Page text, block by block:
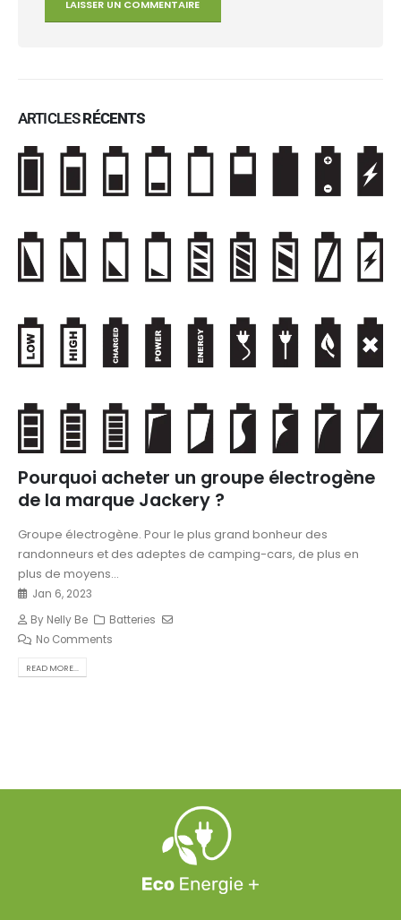
ARTICLESRÉCENTS
Pourquoi acheter un groupe électrogène
de la marque Jackery ?
Groupe électrogène. Pour le plus grand bonheur des
randonneurs et des adeptes de camping-cars, de plus en
plus de moyens...
Jan 6, 2023
By Nelly Be
Batteries
No Comments
READ MORE...